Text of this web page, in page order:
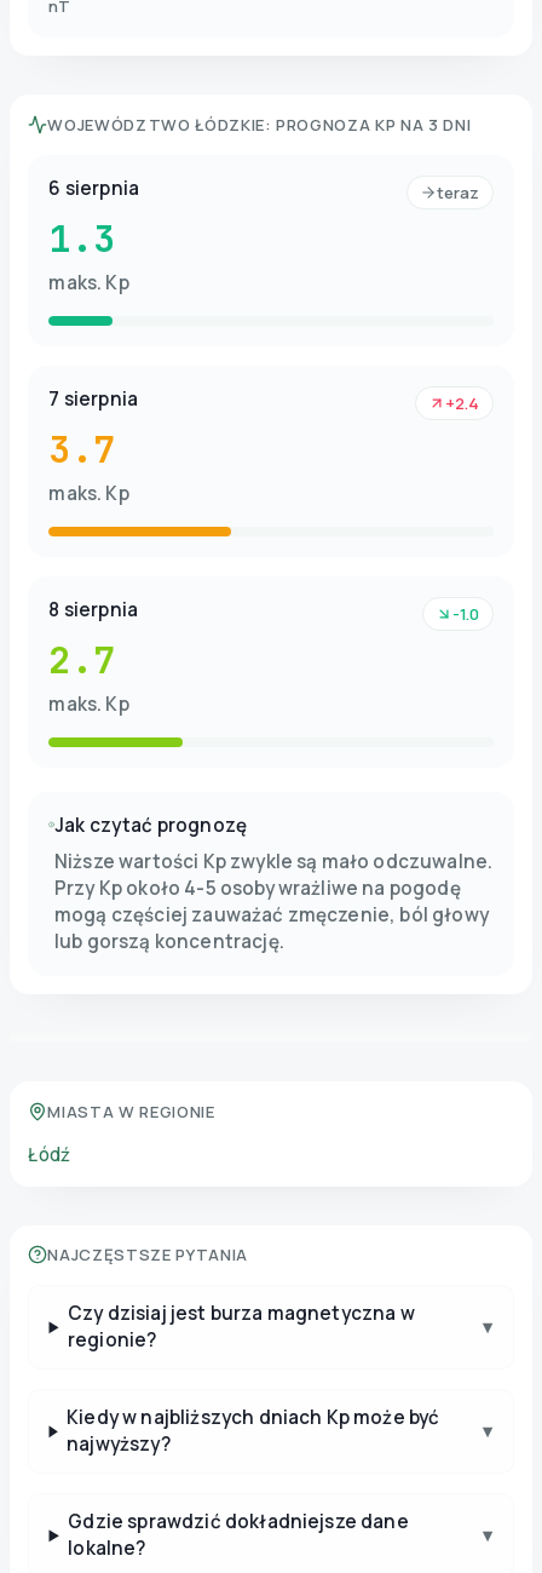
nT
WOJEWÓDZTWO ŁÓDZKIE:PROGNOZA KP NA 3 DNI
6 sierpnia
1.3
maks. Kp
teraz
7 sierpnia
3.7
maks. Kp
+2.4
8 sierpnia
2.7
maks. Kp
-1.0
Jak czytać prognozę
Niższe wartości Kp zwykle są mało odczuwalne.
Przy Kp około 4-5 osoby wrażliwe na pogodę
mogą częściej zauważać zmęczenie, ból głowy
lub gorszą koncentrację.
MIASTA W REGIONIE
Łódź
NAJCZĘSTSZE PYTANIA
Czy dzisiaj jest burza magnetyczna w
regionie?
▾
Kiedy w najbliższych dniach Kp może być
najwyższy?
▾
Gdzie sprawdzić dokładniejsze dane
lokalne?
▾